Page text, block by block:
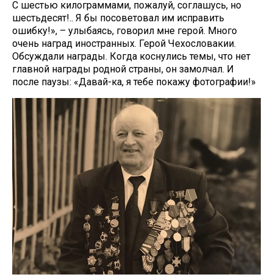
С шестью килограммами, пожалуй, соглашусь, но
шестьдесят!.. Я бы посоветовал им исправить
ошибку!», – улыбаясь, говорил мне герой. Много
очень наград иностранных. Герой Чехословакии.
Обсуждали награды. Когда коснулись темы, что нет
главной награды родной страны, он замолчал. И
после паузы: «Давай-ка, я тебе покажу фотографии!»